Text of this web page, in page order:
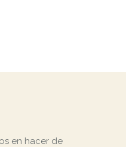
en hacer de